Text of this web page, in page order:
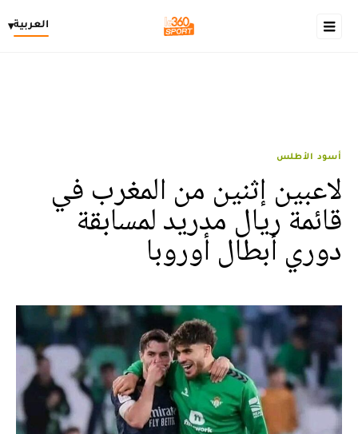
العربية▾
أسود الأطلس
لاعبين إثنين من المغرب في
قائمة ريال مدريد لمسابقة
دوري أبطال أوروبا